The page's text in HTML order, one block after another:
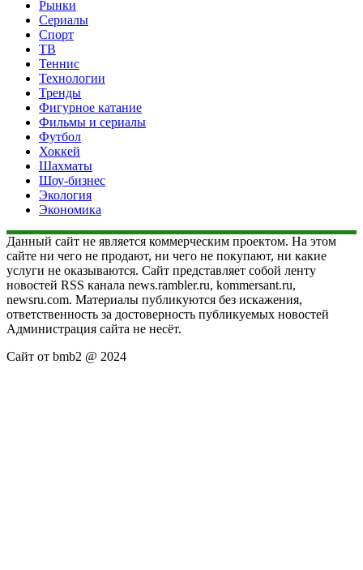
Рынки
Сериалы
Спорт
ТВ
Теннис
Технологии
Тренды
Фигурное катание
Фильмы и сериалы
Футбол
Хоккей
Шахматы
Шоу-бизнес
Экология
Экономика
Данный сайт не является коммерческим проектом. На этом
сайте ни чего не продают, ни чего не покупают, ни какие
услуги не оказываются. Сайт представляет собой ленту
новостей RSS канала news.rambler.ru, kommersant.ru,
newsru.com. Материалы публикуются без искажения,
ответственность за достоверность публикуемых новостей
Администрация сайта не несёт.
Сайт от bmb2 @ 2024